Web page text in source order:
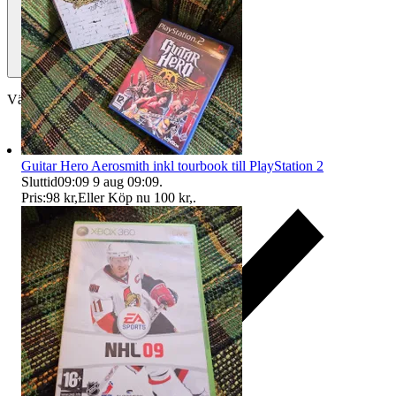
Välj till köparskydd
Guitar Hero Aerosmith inkl tourbook till PlayStation 2
Sluttid09:09 9 aug 09:09.
Pris:98 kr,Eller Köp nu 100 kr,.